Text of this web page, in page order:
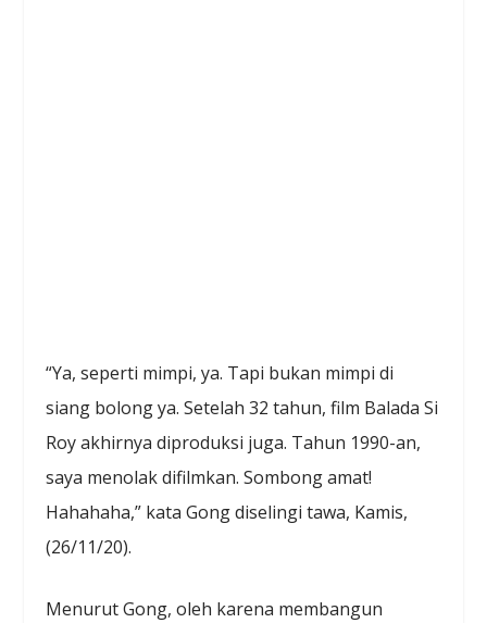
“Ya, seperti mimpi, ya. Tapi bukan mimpi di
siang bolong ya. Setelah 32 tahun, film Balada Si
Roy akhirnya diproduksi juga. Tahun 1990-an,
saya menolak difilmkan. Sombong amat!
Hahahaha,” kata Gong diselingi tawa, Kamis,
(26/11/20).
Menurut Gong, oleh karena membangun